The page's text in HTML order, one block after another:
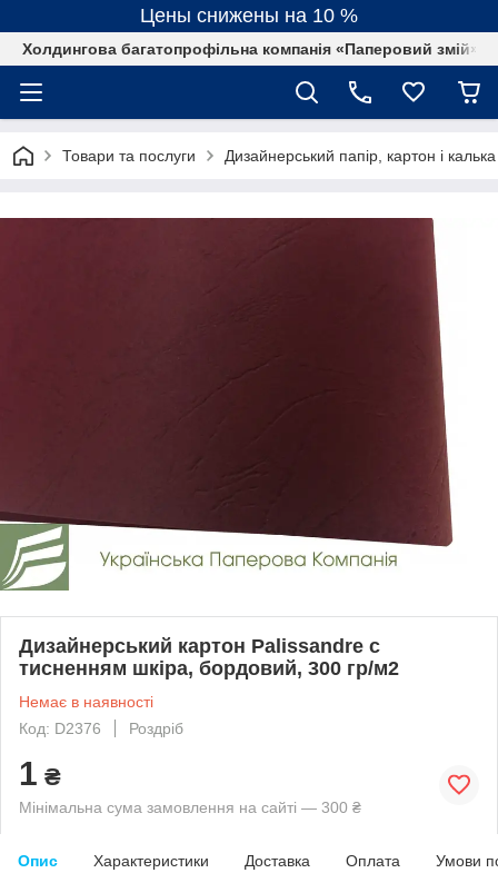
Цены снижены на 10 %
Холдингова багатопрофільна компанія «Паперовий змій»
Товари та послуги Дизайнерський папір, картон і калька
Дизайнерський картон Palissandre c
тисненням шкіра, бордовий, 300 гр/м2
Немає в наявності
Код: D2376
Роздріб
1 ₴
Мінімальна сума замовлення на сайті — 300 ₴
Опис Характеристики Доставка Оплата Умови